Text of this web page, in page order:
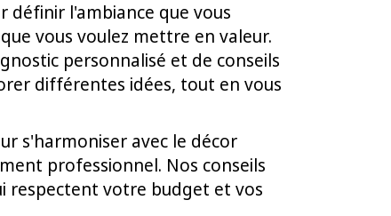
définir l'ambiance que vous
vous voulez mettre en valeur.
personnalisé et de conseils
différentes idées, tout en vous
s'harmoniser avec le décor
professionnel. Nos conseils
respectent votre budget et vos